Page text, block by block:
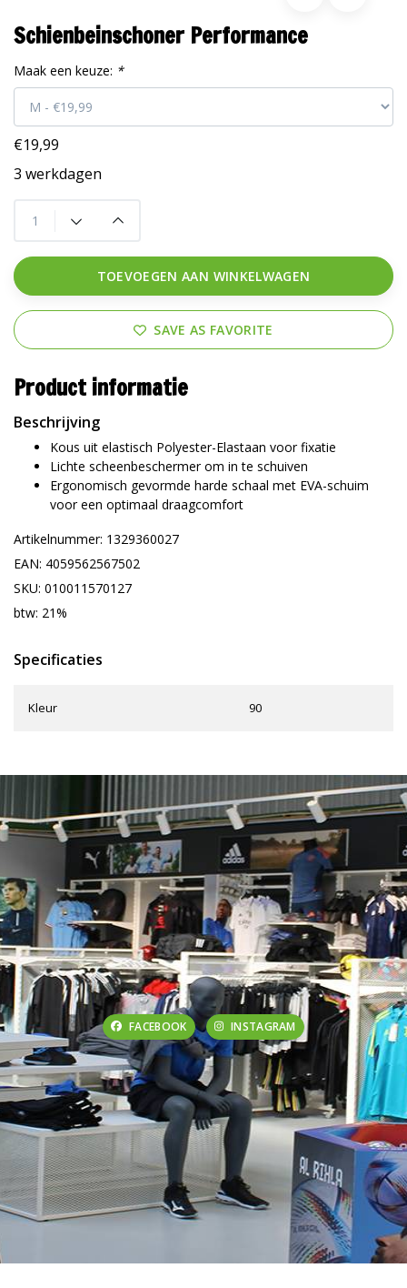
Schienbeinschoner Performance
Maak een keuze: *
€19,99
3 werkdagen
TOEVOEGEN AAN WINKELWAGEN
SAVE AS FAVORITE
Product informatie
Beschrijving
Kous uit elastisch Polyester-Elastaan voor fixatie
Lichte scheenbeschermer om in te schuiven
Ergonomisch gevormde harde schaal met EVA-schuim
voor een optimaal draagcomfort
Artikelnummer: 1329360027
EAN: 4059562567502
SKU: 010011570127
btw: 21%
Specificaties
Kleur 90
FACEBOOK INSTAGRAM